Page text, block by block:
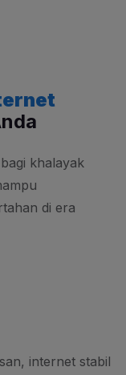
khalayak
di era
internet stabil